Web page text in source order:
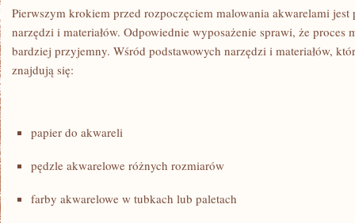
Pierwszym⁤ krokiem przed rozpoczęciem malowania⁢ akwarelami
narzędzi i materiałów. Odpowiednie wyposażenie sprawi,⁢ że proces
‌bardziej przyjemny. Wśród podstawowych narzędzi​ i materiałów,⁢
znajdują się:
papier do akwareli
pędzle akwarelowe różnych rozmiarów
farby akwarelowe w tubkach lub paletach